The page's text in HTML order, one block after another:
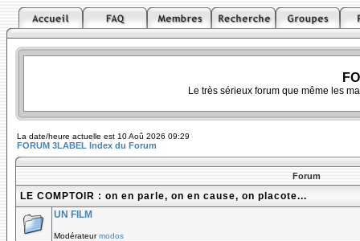
Le très sérieux forum que même les
La date/heure actuelle est 10 Aoû 2026 09:29
FORUM 3LABEL Index du Forum
Forum
LE COMPTOIR : on en parle, on en cause, on placote...
UN FILM
Modérateurmodos